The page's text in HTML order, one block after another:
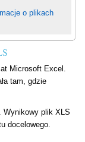
o plikach
Microsoft Excel.
tam, gdzie
Wynikowy plik XLS
docelowego.